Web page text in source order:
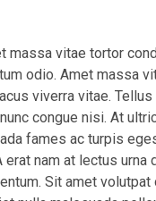
massa vitae tortor
odio. Amet massa
viverra vitae.
congue nisi. At
fames ac turpis
erat nam at lectus
Sit amet